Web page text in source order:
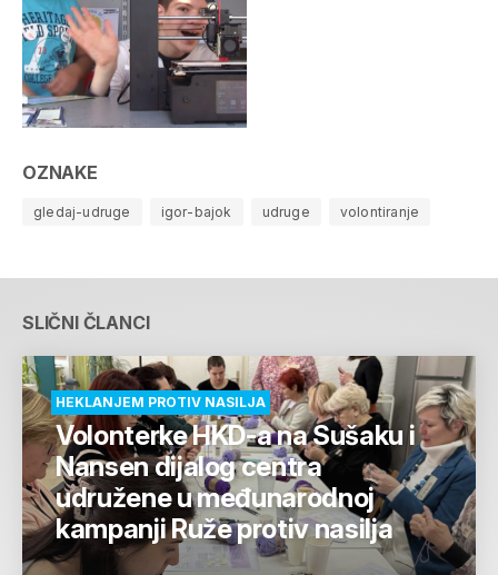
OZNAKE
gledaj-udruge igor-bajok udruge volontiranje
SLIČNI ČLANCI
HEKLANJEM PROTIV NASILJA
Volonterke HKD-a na Sušaku i
Nansen dijalog centra
udružene u međunarodnoj
kampanji Ruže protiv nasilja